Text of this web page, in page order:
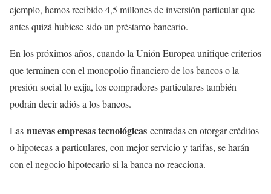
ejemplo, hemos recibido 4,5 millones de inversión particular que
antes quizá hubiese sido un préstamo bancario.
En los próximos años, cuando la Unión Europea unifique criterios
que terminen con el monopolio financiero de los bancos o la
presión social lo exija, los compradores particulares también
podrán decir adiós a los bancos.
Las nuevas empresas tecnológicas centradas en otorgar créditos
o hipotecas a particulares, con mejor servicio y tarifas, se harán
con el negocio hipotecario si la banca no reacciona.